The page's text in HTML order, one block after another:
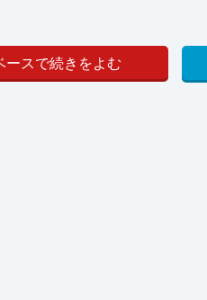
ースで続きをよむ